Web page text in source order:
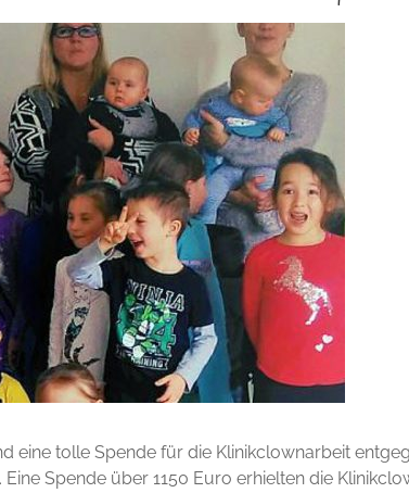
eine tolle Spende für die Klinikclownarbeit
Spende über 1150 Euro erhielten die